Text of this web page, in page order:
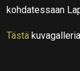
kohdatessaan
Tästä